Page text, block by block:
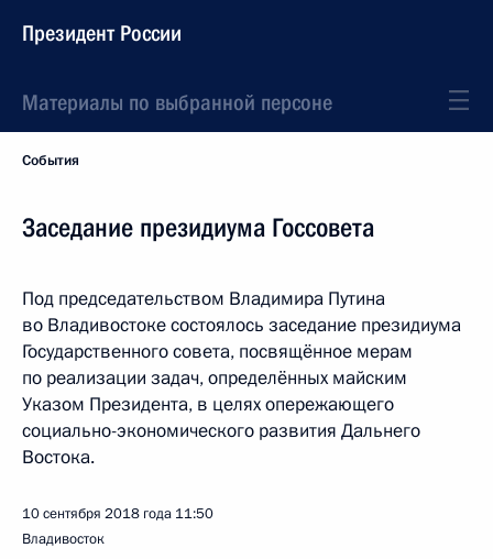
Президент России
Материалы по выбранной персоне
События
Заседание президиума Госсовета
Под председательством Владимира Путина
во Владивостоке состоялось заседание президиума
Государственного совета, посвящённое мерам
по реализации задач, определённых майским
Указом Президента, в целях опережающего
социально-экономического развития Дальнего
Востока.
10 сентября 2018 года 11:50
Владивосток